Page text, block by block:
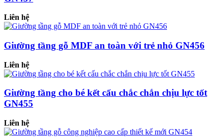
Liên hệ
Giường tầng gỗ MDF an toàn với trẻ nhỏ GN456
Liên hệ
Giường tầng cho bé kết cấu chắc chắn chịu lực tốt
GN455
Liên hệ